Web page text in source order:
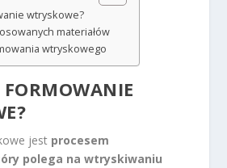
wtryskowe?
materiałów
wtryskowego
FORMOWANIE
jest procesem
polega na wtryskiwaniu